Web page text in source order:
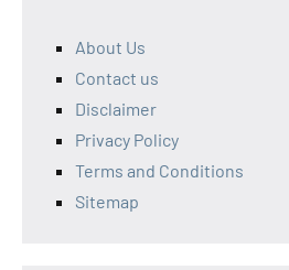
About Us
Contact us
Disclaimer
Privacy Policy
Terms and Conditions
Sitemap